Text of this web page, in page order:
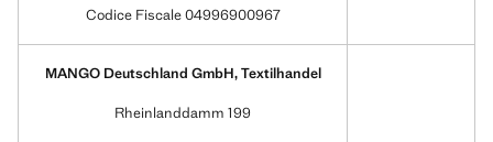
Codice Fiscale 04996900967
MANGO Deutschland GmbH, Textilhandel
Rheinlanddamm 199